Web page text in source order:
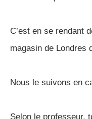
C’est en se rendant
magasin de Londres
Nous le suivons en
Selon le professeur,